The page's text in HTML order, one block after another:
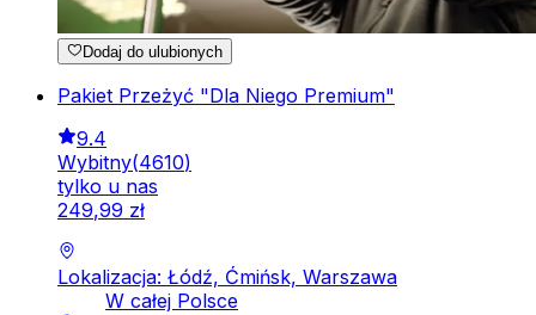
Dodaj do ulubionych
Pakiet Przeżyć "Dla Niego Premium"
9.4
Wybitny(4610)
tylko u nas
249,99 zł
Lokalizacja: Łódź, Ćmińsk, Warszawa
W całej Polsce